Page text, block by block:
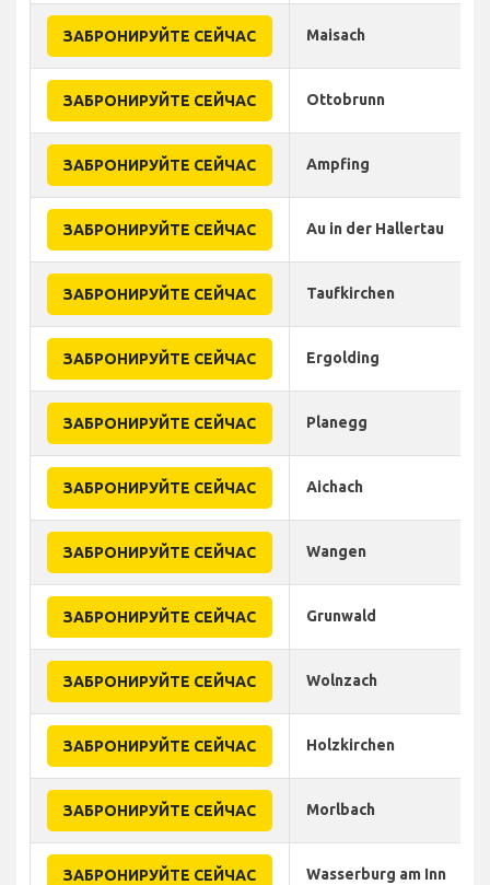
ЗАБРОНИРУЙТЕ СЕЙЧАС Maisach
ЗАБРОНИРУЙТЕ СЕЙЧАС Ottobrunn
ЗАБРОНИРУЙТЕ СЕЙЧАС Ampfing
ЗАБРОНИРУЙТЕ СЕЙЧАС Au in der Hallertau
ЗАБРОНИРУЙТЕ СЕЙЧАС Taufkirchen
ЗАБРОНИРУЙТЕ СЕЙЧАС Ergolding
ЗАБРОНИРУЙТЕ СЕЙЧАС Planegg
ЗАБРОНИРУЙТЕ СЕЙЧАС Aichach
ЗАБРОНИРУЙТЕ СЕЙЧАС Wangen
ЗАБРОНИРУЙТЕ СЕЙЧАС Grunwald
ЗАБРОНИРУЙТЕ СЕЙЧАС Wolnzach
ЗАБРОНИРУЙТЕ СЕЙЧАС Holzkirchen
ЗАБРОНИРУЙТЕ СЕЙЧАС Morlbach
ЗАБРОНИРУЙТЕ СЕЙЧАС Wasserburg am Inn